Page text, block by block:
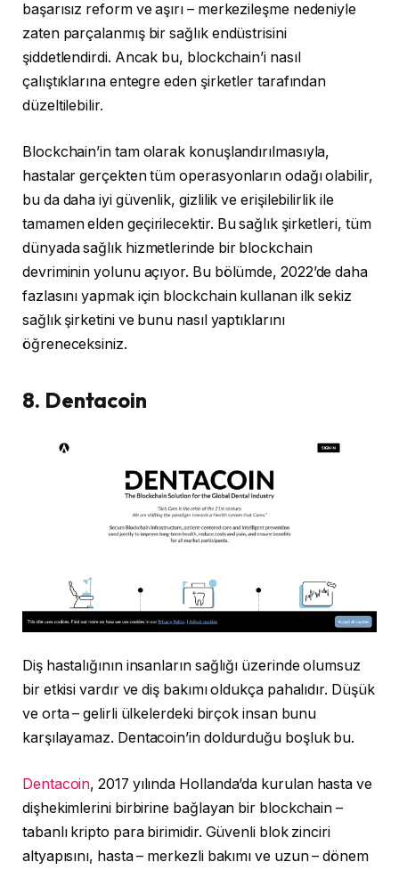
başarısız reform ve aşırı – merkezileşme nedeniyle
zaten parçalanmış bir sağlık endüstrisini
şiddetlendirdi. Ancak bu, blockchain’i nasıl
çalıştıklarına entegre eden şirketler tarafından
düzeltilebilir.
Blockchain’in tam olarak konuşlandırılmasıyla,
hastalar gerçekten tüm operasyonların odağı olabilir,
bu da daha iyi güvenlik, gizlilik ve erişilebilirlik ile
tamamen elden geçirilecektir. Bu sağlık şirketleri, tüm
dünyada sağlık hizmetlerinde bir blockchain
devriminin yolunu açıyor. Bu bölümde, 2022’de daha
fazlasını yapmak için blockchain kullanan ilk sekiz
sağlık şirketini ve bunu nasıl yaptıklarını
öğreneceksiniz.
8. Dentacoin
Diş hastalığının insanların sağlığı üzerinde olumsuz
bir etkisi vardır ve diş bakımı oldukça pahalıdır. Düşük
ve orta – gelirli ülkelerdeki birçok insan bunu
karşılayamaz. Dentacoin’in doldurduğu boşluk bu.
Dentacoin, 2017 yılında Hollanda’da kurulan hasta ve
dişhekimlerini birbirine bağlayan bir blockchain –
tabanlı kripto para birimidir. Güvenli blok zinciri
altyapısını, hasta – merkezli bakımı ve uzun – dönem